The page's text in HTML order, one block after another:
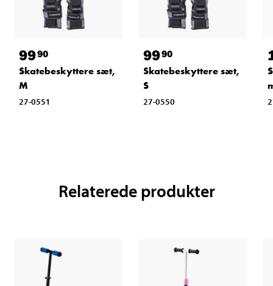
9990
Skatebeskyttere sæt,
M
27-0551
9990
Skatebeskyttere sæt,
S
27-0550
Relaterede produkter